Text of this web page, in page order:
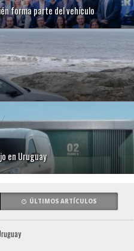
forma parte del vehículo
en Uruguay
ÚLTIMOS ARTÍCULOS